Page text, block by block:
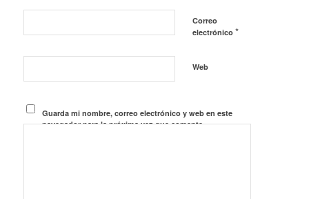
Correo
electrónico *
Web
Guarda mi nombre, correo electrónico y web en este
navegador para la próxima vez que comente.